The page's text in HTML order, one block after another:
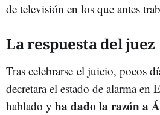
de televisión en los que antes
La respuesta del juez
Tras celebrarse el juicio, pocos
decretara el estado de alarma en
hablado y ha dado la razón a